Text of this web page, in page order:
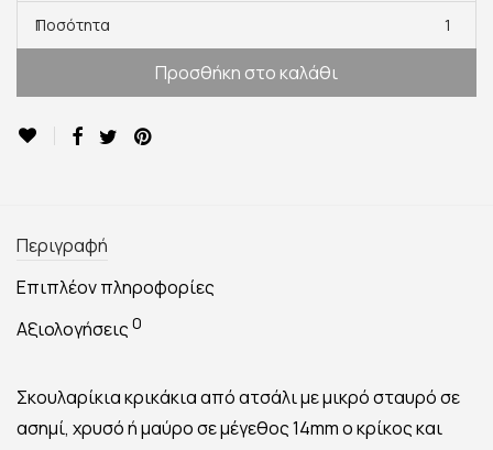
Ποσότητα
1
Προσθήκη στο καλάθι
Περιγραφή
Επιπλέον πληροφορίες
Αξιολογήσεις 0
Σκουλαρίκια κρικάκια από ατσάλι με μικρό σταυρό σε
ασημί, χρυσό ή μαύρο σε μέγεθος 14mm ο κρίκος και